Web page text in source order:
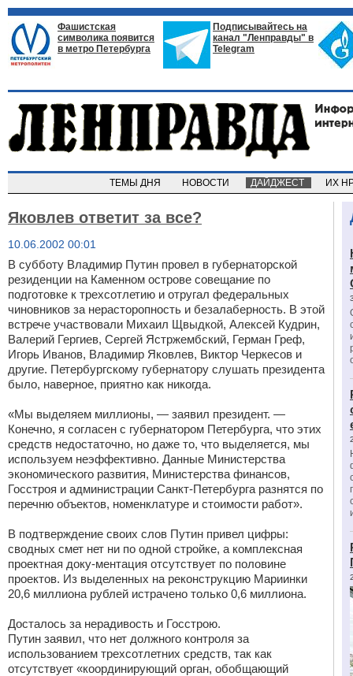
Фашистская
символика появится
в метро Петербурга
Подписывайтесь на
канал "Ленправды" в
Telegram
ТЕМЫ ДНЯ НОВОСТИ ДАЙДЖЕСТ ИХ
Яковлев ответит за все?
10.06.2002 00:01
В субботу Владимир Путин провел в губернаторской
резиденции на Каменном острове совещание по
подготовке к трехсотлетию и отругал федеральных
чиновников за нерасторопность и безалаберность. В этой
встрече участвовали Михаил Щвыдкой, Алексей Кудрин,
Валерий Гергиев, Сергей Ястржембский, Герман Греф,
Игорь Иванов, Владимир Яковлев, Виктор Черкесов и
другие. Петербургскому губернатору слушать президента
было, наверное, приятно как никогда.
«Мы выделяем миллионы, — заявил президент. —
Конечно, я согласен с губернатором Петербурга, что этих
средств недостаточно, но даже то, что выделяется, мы
используем неэффективно. Данные Министерства
экономического развития, Министерства финансов,
Госстроя и администрации Санкт-Петербурга разнятся по
перечню объектов, номенклатуре и стоимости работ».
В подтверждение своих слов Путин привел цифры:
сводных смет нет ни по одной стройке, а комплексная
проектная доку-ментация отсутствует по половине
проектов. Из выделенных на реконструкцию Мариинки
20,6 миллиона рублей истрачено только 0,6 миллиона.
Досталось за нерадивость и Госстрою.
Путин заявил, что нет должного контроля за
использованием трехсотлетних средств, так как
отсутствует «координирующий орган, обобщающий